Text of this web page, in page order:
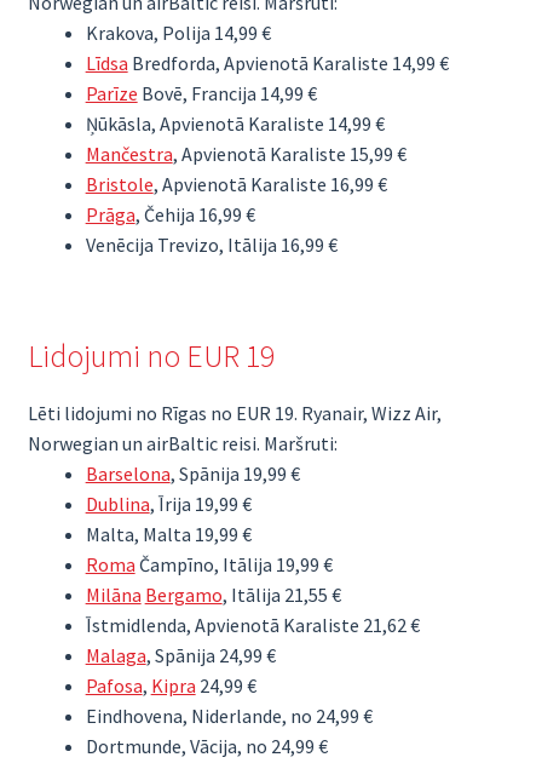
Krakova, Polija 14,99 €
Līdsa Bredforda, Apvienotā Karaliste 14,99 €
Parīze Bovē, Francija 14,99 €
Ņūkāsla, Apvienotā Karaliste 14,99 €
Mančestra, Apvienotā Karaliste 15,99 €
Bristole, Apvienotā Karaliste 16,99 €
Prāga, Čehija 16,99 €
Venēcija Trevizo, Itālija 16,99 €
Lidojumi no EUR 19
Lēti lidojumi no Rīgas no EUR 19. Ryanair, Wizz Air,
Norwegian un airBaltic reisi. Maršruti:
Barselona, Spānija 19,99 €
Dublina, Īrija 19,99 €
Malta, Malta 19,99 €
Roma Čampīno, Itālija 19,99 €
Milāna Bergamo, Itālija 21,55 €
Īstmidlenda, Apvienotā Karaliste 21,62 €
Malaga, Spānija 24,99 €
Pafosa, Kipra 24,99 €
Eindhovena, Niderlande, no 24,99 €
Dortmunde, Vācija, no 24,99 €